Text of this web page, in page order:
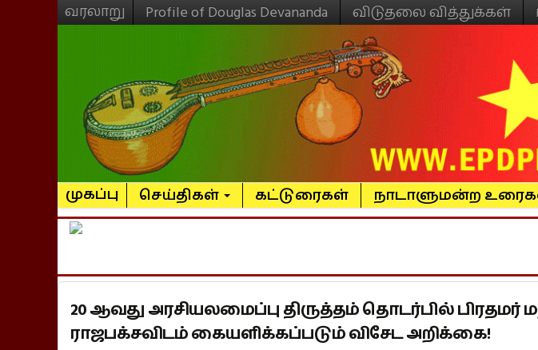
வரலாறு Profile of Douglas Devananda விடுதலை வித்துக்கள்
முகப்பு செய்திகள் கட்டுரைகள் நாடாளுமன்ற
20 ஆவது அரசியலமைப்பு திருத்தம் தொடர்பில் பிரதமர்
ராஜபக்சவிடம் கையளிக்கப்படும் விசேட அறிக்கை!